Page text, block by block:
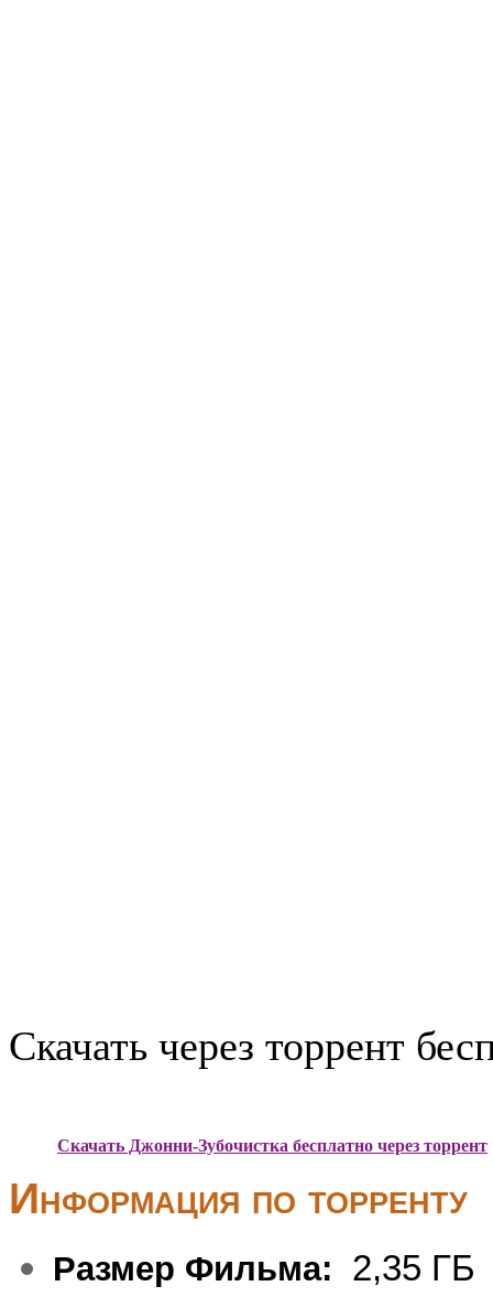
Скачать через торрент
Скачать Джонни-Зубочистка бесплатно через торрент
Информация по торренту
Размер Фильма: 2,35 ГБ